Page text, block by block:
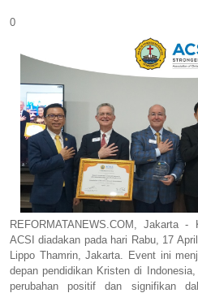
0
REFORMATANEWS.COM, Jakarta
ACSI diadakan pada hari Rabu, 17
Lippo Thamrin, Jakarta. Event ini
depan pendidikan Kristen di
perubahan positif dan signifikan